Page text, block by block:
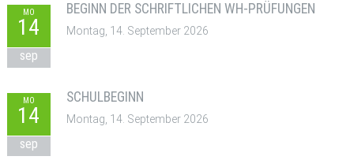
MO
14
sep
BEGINN DER SCHRIFTLICHEN WH-PRÜFUNGEN
Montag, 14. September 2026
MO
14
sep
SCHULBEGINN
Montag, 14. September 2026